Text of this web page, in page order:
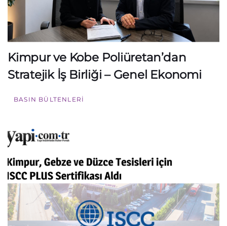
Kimpur ve Kobe Poliüretan’dan
Stratejik İş Birliği – Genel Ekonomi
BASIN BÜLTENLERI